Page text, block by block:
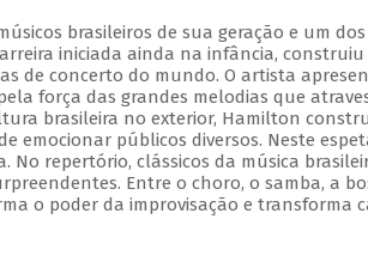
brasileiros de sua geração e um
iniciada ainda na infância,
de concerto do mundo. O artista
força das grandes melodias que
brasileira no exterior, Hamilton
emocionar públicos diversos. Neste
No repertório, clássicos da música
Entre o choro, o samba, a
o poder da improvisação e transforma